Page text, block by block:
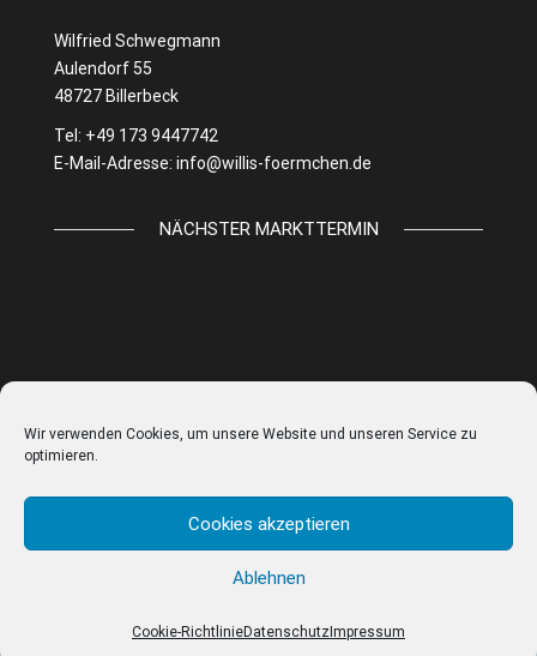
Wir verwenden Cookies, um unsere Website und unseren Service zu
optimieren.
Cookies akzeptieren
Ablehnen
Cookie-RichtlinieDatenschutz Impressum
Wilfried Schwegmann
Aulendorf 55
48727 Billerbeck
Tel: +49 173 9447742
E-Mail-Adresse: info@willis-foermchen.de
NÄCHSTER MARKTTERMIN
IMPRESSUM